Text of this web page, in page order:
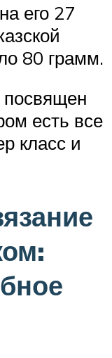
его 27
80 грамм.
есть все
класс и